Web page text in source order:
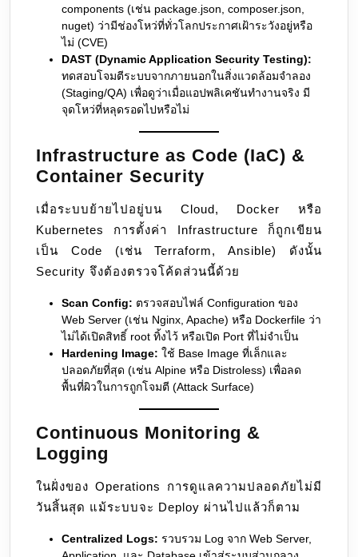
components (เช่น package.json, composer.json,
nuget) ว่ามีช่องโหว่ที่ทั่วโลกประกาศเฝ้าระวังอยู่หรือ
ไม่ (CVE)
DAST (Dynamic Application Security Testing):
ทดสอบโจมตีระบบจากภายนอกในสิ่งแวดล้อมจำลอง
(Staging/QA) เพื่อดูว่าเมื่อแอปพลิเคชันทำงานจริง มี
จุดโหว่ที่หลุดรอดไปหรือไม่
Infrastructure as Code (IaC) &
Container Security
เมื่อระบบย้ายไปอยู่บน Cloud, Docker หรือ
Kubernetes การตั้งค่า Infrastructure ก็ถูกเขียน
เป็น Code (เช่น Terraform, Ansible) ดังนั้น
Security จึงต้องตรวจโค้ดส่วนนี้ด้วย
Scan Config: ตรวจสอบไฟล์ Configuration ของ
Web Server (เช่น Nginx, Apache) หรือ Dockerfile ว่า
ไม่ได้เปิดสิทธิ์ root ทิ้งไว้ หรือเปิด Port ที่ไม่จำเป็น
Hardening Image: ใช้ Base Image ที่เล็กและ
ปลอดภัยที่สุด (เช่น Alpine หรือ Distroless) เพื่อลด
พื้นที่ผิวในการถูกโจมตี (Attack Surface)
Continuous Monitoring &
Logging
ในฝั่งของ Operations การดูแลความปลอดภัยไม่มี
วันสิ้นสุด แม้ระบบจะ Deploy ผ่านไปแล้วก็ตาม
Centralized Logs: รวบรวม Log จาก Web Server,